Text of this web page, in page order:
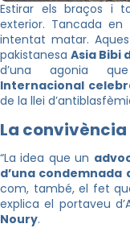
Estirar els braços i
exterior. Tancada
intentat matar.
pakistanesa Asia Bibi
d’una agonia
Internacional
de la llei
La
“La idea que un
d’una
com, també, el fet
explica el portaveu
Noury.